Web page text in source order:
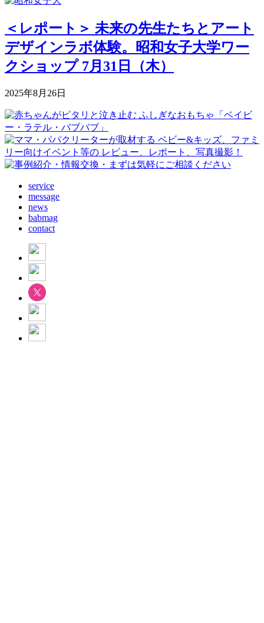
＜レポート＞ 未来の先生たちとアート
デザインラボ体験。昭和女子大学ワー
クショップ 7月31日（木）
2025年8月26日
service
message
news
babmag
contact